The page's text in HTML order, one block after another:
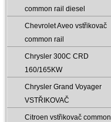
common rail diesel
Chevrolet Aveo vstřikovač
common rail
Chrysler 300C CRD
160/165KW
Chrysler Grand Voyager
VSTŘIKOVAČ
Citroen vstřikovač common